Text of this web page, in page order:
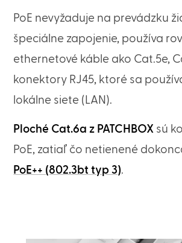
PoE nevyžaduje na prevádzku
špeciálne zapojenie, používa
ethernetové káble ako Cat.5e,
konektory RJ45, ktoré sa
lokálne siete (LAN).
Ploché Cat.6a z PATCHBOX sú
PoE, zatiaľ čo netienené
PoE++ (802.3bt typ 3).